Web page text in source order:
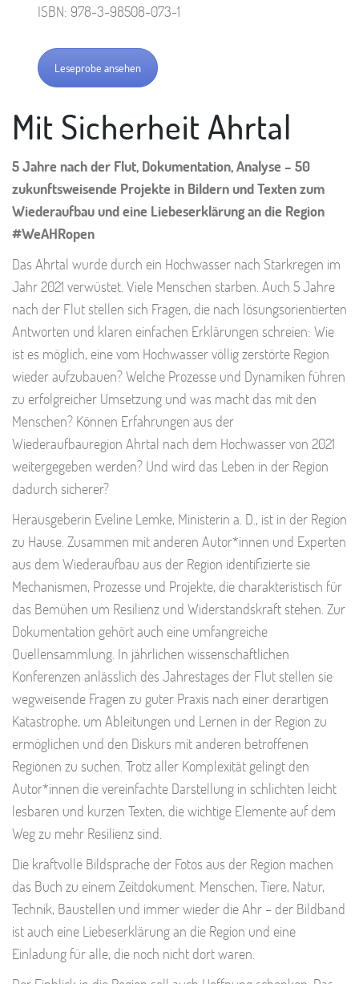
ISBN: 978-3-98508-073-1
Leseprobe ansehen
Mit Sicherheit Ahrtal
5 Jahre nach der Flut, Dokumentation, Analyse – 50
zukunftsweisende Projekte in Bildern und Texten zum
Wiederaufbau und eine Liebeserklärung an die Region
#WeAHRopen
Das Ahrtal wurde durch ein Hochwasser nach Starkregen im
Jahr 2021 verwüstet. Viele Menschen starben. Auch 5 Jahre
nach der Flut stellen sich Fragen, die nach lösungsorientierten
Antworten und klaren einfachen Erklärungen schreien: Wie
ist es möglich, eine vom Hochwasser völlig zerstörte Region
wieder aufzubauen? Welche Prozesse und Dynamiken führen
zu erfolgreicher Umsetzung und was macht das mit den
Menschen? Können Erfahrungen aus der
Wiederaufbauregion Ahrtal nach dem Hochwasser von 2021
weitergegeben werden? Und wird das Leben in der Region
dadurch sicherer?
Herausgeberin Eveline Lemke, Ministerin a. D., ist in der Region
zu Hause. Zusammen mit anderen Autor*innen und Experten
aus dem Wiederaufbau aus der Region identifizierte sie
Mechanismen, Prozesse und Projekte, die charakteristisch für
das Bemühen um Resilienz und Widerstandskraft stehen. Zur
Dokumentation gehört auch eine umfangreiche
Quellensammlung. In jährlichen wissenschaftlichen
Konferenzen anlässlich des Jahrestages der Flut stellen sie
wegweisende Fragen zu guter Praxis nach einer derartigen
Katastrophe, um Ableitungen und Lernen in der Region zu
ermöglichen und den Diskurs mit anderen betroffenen
Regionen zu suchen. Trotz aller Komplexität gelingt den
Autor*innen die vereinfachte Darstellung in schlichten leicht
lesbaren und kurzen Texten, die wichtige Elemente auf dem
Weg zu mehr Resilienz sind.
Die kraftvolle Bildsprache der Fotos aus der Region machen
das Buch zu einem Zeitdokument. Menschen, Tiere, Natur,
Technik, Baustellen und immer wieder die Ahr – der Bildband
ist auch eine Liebeserklärung an die Region und eine
Einladung für alle, die noch nicht dort waren.